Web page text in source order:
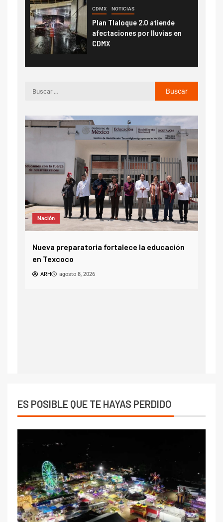
CDMX NOTICIAS
Plan Tlaloque 2.0 atiende
afectaciones por lluvias en
CDMX
preparatoria fortalece la educación
Texcoco
agosto 8, 2026
Noticias
¿Tú celular
ES POSIBLE QUE TE HAYAS PERDIDO